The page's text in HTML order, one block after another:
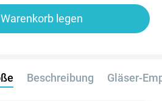
legen
Beschreibung Gläser-